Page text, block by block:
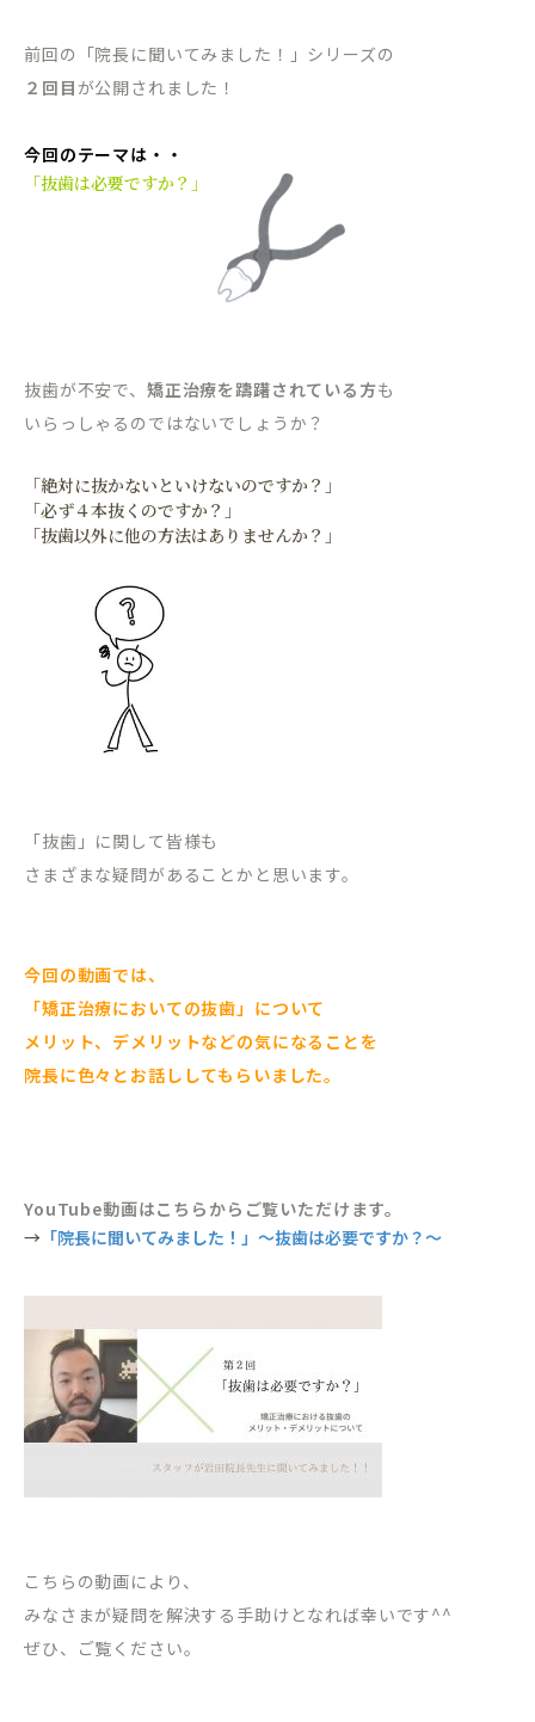
前回の「院長に聞いてみました！」シリーズの
２回目 が公開されました！
今回のテーマは・・
「抜歯は必要ですか？」
抜歯が不安で、 矯正治療を躊躇されている方も
いらっしゃるのではないでしょうか？
「絶対に抜かないといけないのですか？」
「必ず４本抜くのですか？」
「抜歯以外に他の方法はありませんか？」
「抜歯」に関して皆様も
さまざまな疑問があることかと思います。
今回の動画では、
「矯正治療においての抜歯」について
メリット、デメリットなどの気になることを
院長に色々とお話ししてもらいました。
YouTube動画はこちらからご覧いただけます。
→ 「院長に聞いてみました！」〜抜歯は必要ですか？〜
こちらの動画により、
みなさまが疑問を解決する手助けとなれば幸いです^^
ぜひ、ご覧ください。